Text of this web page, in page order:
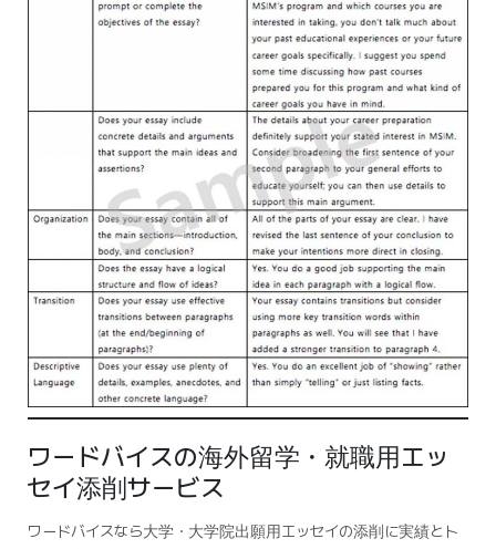
ワードバイスの海外留学・就職用エッ
セイ添削サービス
ワードバイスなら大学・大学院出願用エッセイの添削に実績とト